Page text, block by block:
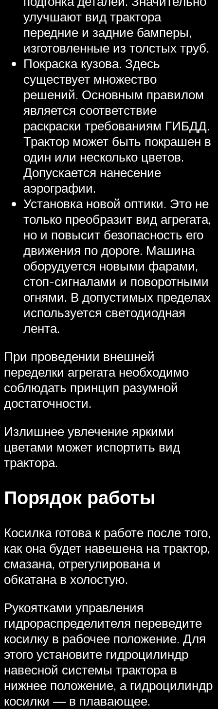
улучшают вид трактора
передние и задние бамперы,
изготовленные из толстых труб.
Покраска кузова. Здесь
существует множество
решений. Основным правилом
является соответствие
раскраски требованиям ГИБДД.
Трактор может быть покрашен в
один или несколько цветов.
Допускается нанесение
аэрографии.
Установка новой оптики. Это не
только преобразит вид агрегата,
но и повысит безопасность его
движения по дороге. Машина
оборудуется новыми фарами,
стоп-сигналами и поворотными
огнями. В допустимых пределах
используется светодиодная
лента.
При проведении внешней
переделки агрегата необходимо
соблюдать принцип разумной
достаточности.
Излишнее увлечение яркими
цветами может испортить вид
трактора.
Порядок работы
Косилка готова к работе после того,
как она будет навешена на трактор,
смазана, отрегулирована и
обкатана в холостую.
Рукоятками управления
гидрораспределителя переведите
косилку в рабочее положение. Для
этого установите гидроцилиндр
навесной системы трактора в
нижнее положение, а гидроцилиндр
косилки — в плавающее.